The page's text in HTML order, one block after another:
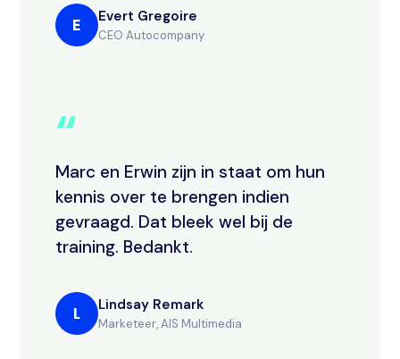
E Evert Gregoire
CEO Autocompany
“
Marc en Erwin zijn in staat om hun
kennis over te brengen indien
gevraagd. Dat bleek wel bij de
training. Bedankt.
L Lindsay Remark
Marketeer, AIS Multimedia